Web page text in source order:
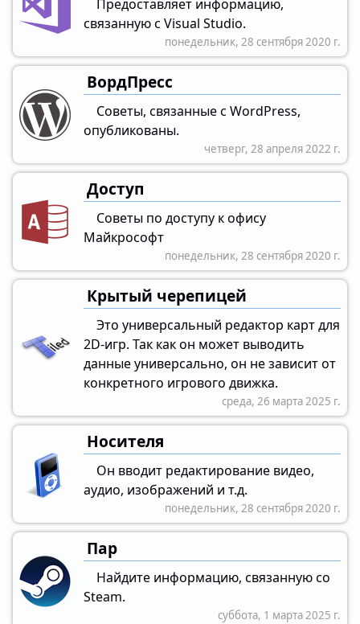
Предоставляет информацию,
связанную с Visual Studio.
понедельник, 28 сентября 2020 г.
ВордПресс
Советы, связанные с WordPress,
опубликованы.
четверг, 28 апреля 2022 г.
Доступ
Советы по доступу к офису
Майкрософт
понедельник, 28 сентября 2020 г.
Крытый черепицей
Это универсальный редактор карт для
2D-игр. Так как он может выводить
данные универсально, он не зависит от
конкретного игрового движка.
среда, 26 марта 2025 г.
Носителя
Он вводит редактирование видео,
аудио, изображений и т.д.
понедельник, 28 сентября 2020 г.
Пар
Найдите информацию, связанную со
Steam.
суббота, 1 марта 2025 г.